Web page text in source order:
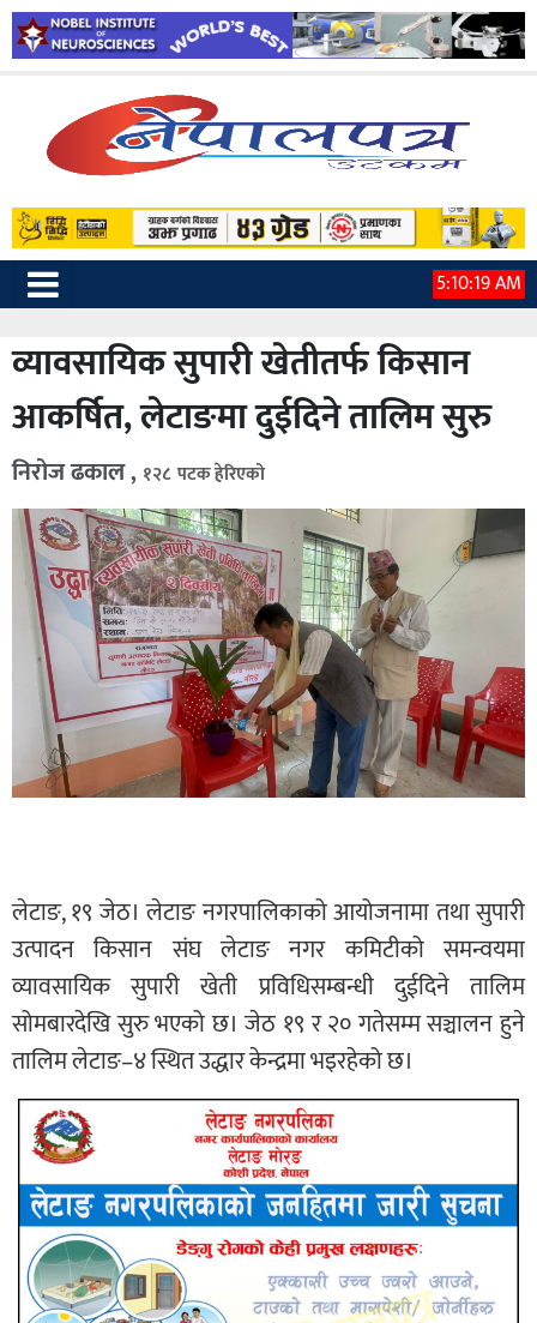
5:10:20 AM
व्यावसायिक सुपारी खेतीतर्फ किसान
आकर्षित, लेटाङमा दुईदिने तालिम सुरु
निरोज ढकाल , १२८ पटक हेरिएको
लेटाङ, १९ जेठ। लेटाङ नगरपालिकाको आयोजनामा तथा सुपारी
उत्पादन किसान संघ लेटाङ नगर कमिटीको समन्वयमा
व्यावसायिक सुपारी खेती प्रविधिसम्बन्धी दुईदिने तालिम
सोमबारदेखि सुरु भएको छ। जेठ १९ र २० गतेसम्म सञ्चालन हुने
तालिम लेटाङ–४ स्थित उद्धार केन्द्रमा भइरहेको छ।